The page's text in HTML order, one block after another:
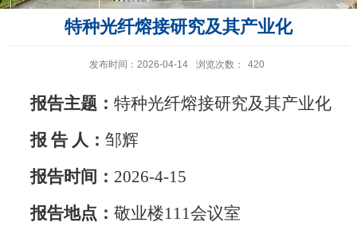
特种光纤熔接研究及其产业化
发布时间：2026-04-14 浏览次数： 420
报告主题： 特种光纤熔接研究及其产业化
报 告 人： 邹辉
报告时间： 2026-4-15
报告地点： 敬业楼111会议室